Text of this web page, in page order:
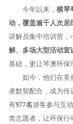
今年以来， 横琴
动，覆盖逾千人次居
讲解员集中培训营，
解、多场大型活动宣
基础，更让琴澳环保
如今，他们在美食
者默契配合，成为传
有977名游客参与互
类志愿者，让环保行